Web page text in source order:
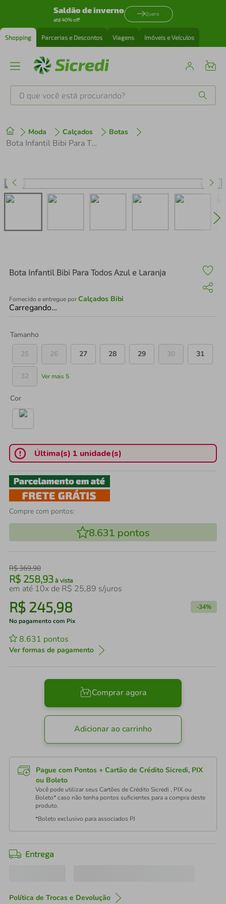
Saldão de inverno
até 40% off
Quero
Shopping Parcerias e Descontos Viagens Imóveis e Veículos
O que você está procurando?
Moda Calçados Botas
Bota Infantil Bibi Para Todos Azul e Laranja
Bota Infantil Bibi Para Todos Azul e Laranja
Fornecido e entregue porCalçados Bibi
Carregando…
Tamanho
25
26 27 28 29 30 31
32 Ver mais 5
Cor
Última(s) 1 unidade(s)
Compre com pontos:
8.631 pontos
R$369,90
R$ 258,93 à vista
em até 10x de R$ 25,89 s/juros
R$ 245,98 -34%
No pagamento com Pix
8.631 pontos
Ver formas de pagamento
Comprar agora
Adicionar ao carrinho
Pague com Pontos + Cartão de Crédito Sicredi, PIX
ou Boleto
Você pode utilizar seus Cartões de Crédito Sicredi , PIX ou
Boleto* caso não tenha pontos suficientes para a compra deste
produto.
*Boleto exclusivo para associados PJ
Entrega
Política de Trocas e Devolução
1º tenis
perfume